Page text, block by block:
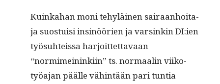
Kuinka­han moni tehyläi­nen sairaan­hoita­
ja suos­tu­isi insinöörien ja varsinkin DI:ien
työ­suhteis­sa har­joit­tet­tavaan
“normimeininki­in” ts. nor­maalin viiko­
työa­jan päälle vähin­tään pari tun­tia